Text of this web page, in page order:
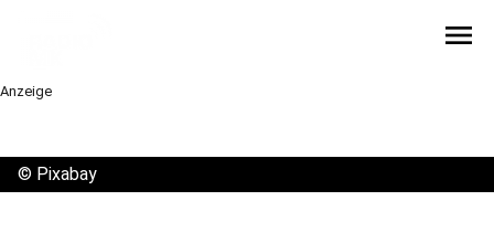
menu
Anzeige
© Pixabay